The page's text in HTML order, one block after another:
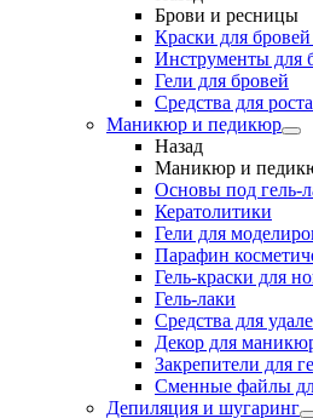
Брови и ресницы
Краски для
Инструменты для
Гели для бровей
Средства для
Маникюр и педикюр
Назад
Маникюр и
Основы под гель-
Кератолитики
Гели для
Парафин
Гель-краски для
Гель-лаки
Средства для
Декор для
Закрепители для
Сменные файлы
Депиляция и шугаринг